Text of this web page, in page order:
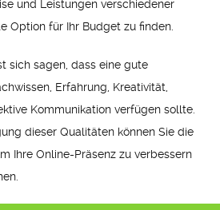
und Leistungen verschiedener
Option für Ihr Budget zu finden.
sich sagen, dass eine gute
Erfahrung, Kreativität,
Kommunikation verfügen sollte.
dieser Qualitäten können Sie die
Ihre Online-Präsenz zu verbessern